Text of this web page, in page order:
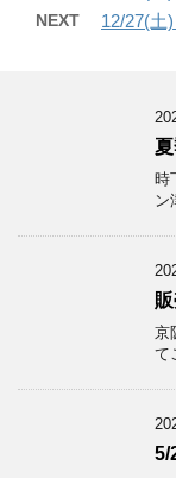
NEXT 12/27(土
時
ン
京
て
5/